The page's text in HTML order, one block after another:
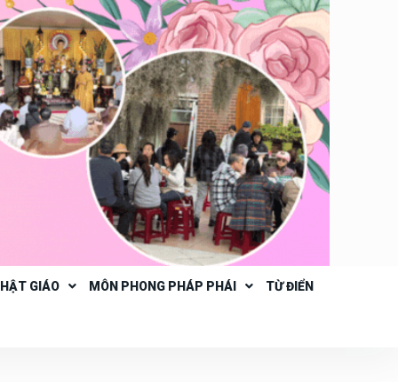
GIÁO MÔN PHONG PHÁP PHÁI TỪ ĐIỂN